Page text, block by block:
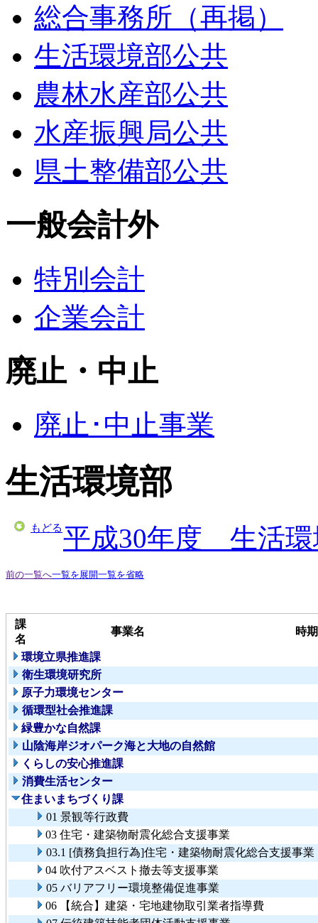
総合事務所（再掲）
生活環境部公共
農林水産部公共
水産振興局公共
県土整備部公共
一般会計外
特別会計
企業会計
廃止・中止
廃止･中止事業
生活環境部
もどる平成30年度 生活環
前の一覧へ一覧を展開一覧を省略
課
名
事業名 時期
環境立県推進課
衛生環境研究所
原子力環境センター
循環型社会推進課
緑豊かな自然課
山陰海岸ジオパーク海と大地の自然館
くらしの安心推進課
消費生活センター
住まいまちづくり課
01 景観等行政費
03 住宅・建築物耐震化総合支援事業
03.1 [債務負担行為]住宅・建築物耐震化総合支援事業
04 吹付アスベスト撤去等支援事業
05 バリアフリー環境整備促進事業
06 【統合】建築・宅地建物取引業者指導費